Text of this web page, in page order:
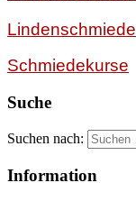
Lindenschmiede
Schmiedekurse
Suche
Suchen nach:
Information